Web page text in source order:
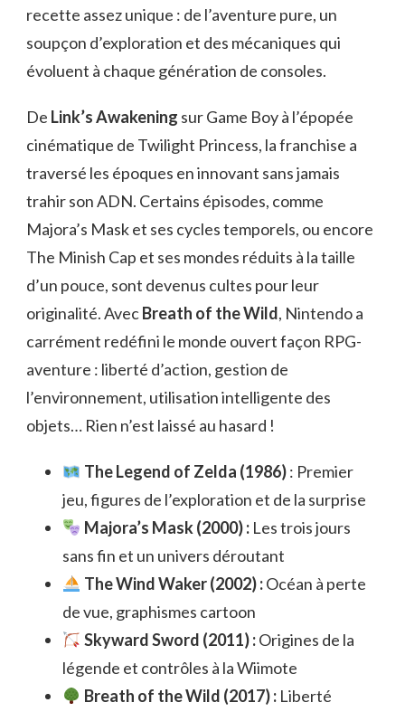
recette assez unique : de l’aventure pure, un
soupçon d’exploration et des mécaniques qui
évoluent à chaque génération de consoles.
De Link’s Awakening sur Game Boy à l’épopée
cinématique de Twilight Princess, la franchise a
traversé les époques en innovant sans jamais
trahir son ADN. Certains épisodes, comme
Majora’s Mask et ses cycles temporels, ou encore
The Minish Cap et ses mondes réduits à la taille
d’un pouce, sont devenus cultes pour leur
originalité. AvecBreath of the Wild, Nintendo a
carrément redéfini le monde ouvert façon RPG-
aventure : liberté d’action, gestion de
l’environnement, utilisation intelligente des
objets… Rien n’est laissé au hasard !
The Legend of Zelda (1986): Premier
jeu, figures de l’exploration et de la surprise
Majora’s Mask (2000) :Les trois jours
sans fin et un univers déroutant
The Wind Waker (2002) :Océan à perte
de vue, graphismes cartoon
Skyward Sword (2011) :Origines de la
légende et contrôles à la Wiimote
Breath of the Wild (2017) :Liberté